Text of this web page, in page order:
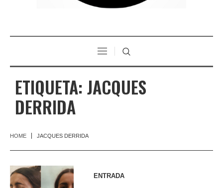
ETIQUETA: JACQUES
DERRIDA
HOME JACQUES DERRIDA
ENTRADA